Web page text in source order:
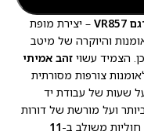
– יצירת מופת
והיוקרה של מיטב
הצמיד עשוי זהב אמיתי
צורפות מסורתית
שעות של עבודת יד
ועל מורשת של דורות
משולב ב-11